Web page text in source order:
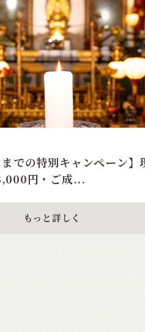
までの特別キャンペーン】
円・ご成...
もっと詳しく